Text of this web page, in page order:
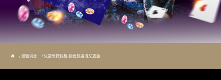
最新消息 兒當眾掀假髮 劉香慈崩潰又尷尬